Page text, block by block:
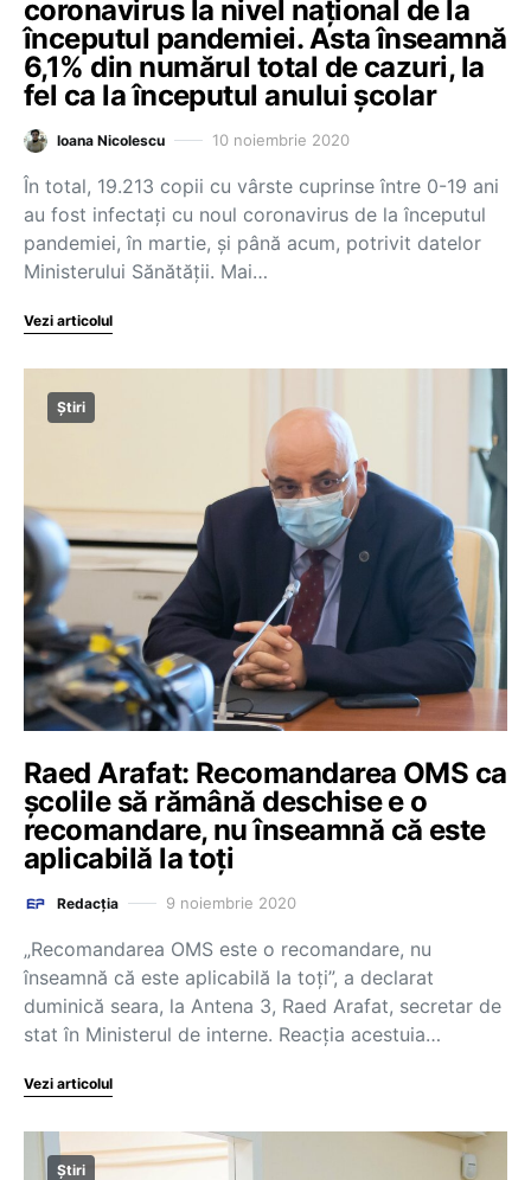
coronavirus la nivel național de la
începutul pandemiei. Asta înseamnă
6,1% din numărul total de cazuri, la
fel ca la începutul anului școlar
Ioana Nicolescu 10 noiembrie 2020
În total, 19.213 copii cu vârste cuprinse între 0-19 ani
au fost infectați cu noul coronavirus de la începutul
pandemiei, în martie, și până acum, potrivit datelor
Ministerului Sănătății. Mai…
Vezi articolul
Știri
Raed Arafat: Recomandarea OMS ca
școlile să rămână deschise e o
recomandare, nu înseamnă că este
aplicabilă la toți
Redacția 9 noiembrie 2020
„Recomandarea OMS este o recomandare, nu
înseamnă că este aplicabilă la toți”, a declarat
duminică seara, la Antena 3, Raed Arafat, secretar de
stat în Ministerul de interne. Reacția acestuia…
Vezi articolul
Știri